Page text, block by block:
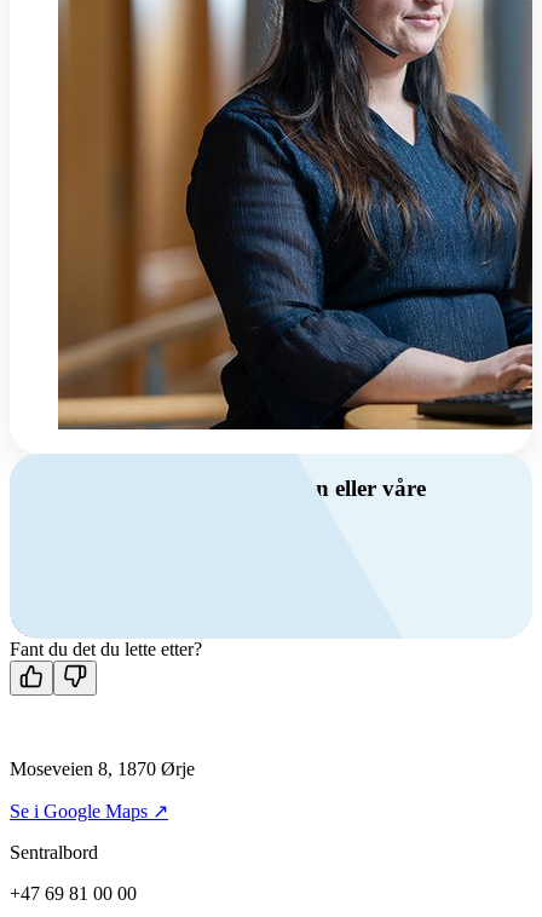
Har du spørsmål om ventilasjon eller våre
Kontakt oss
Fant du det du lette etter?
Moseveien 8, 1870 Ørje
Se i Google Maps ↗
Sentralbord
+47 69 81 00 00